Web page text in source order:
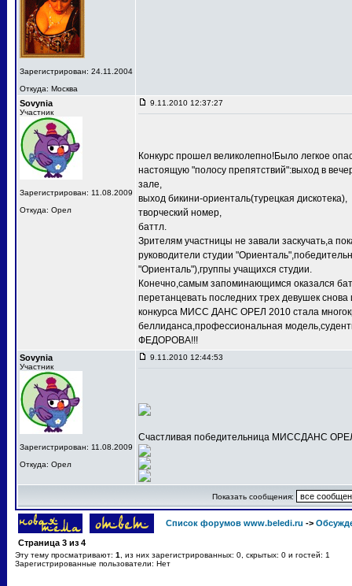
Зарегистрирован: 24.11.2004
Откуда: Москва
Sovynia
Участник
Зарегистрирован: 11.08.2009
Откуда: Орел
9.11.2010 12:37:27
Конкурс прошел великолепно!Было легкое
настоящую "полосу препятствий":выход в
зале,
выход бикини-ориенталь(турецкая дискотека),
творческий номер,
баттл.
Зрителям участницы не завали заскучать,а
руководители студии
"Ориенталь"),группы учащихся студии.
Конечно,самым запоминающимся оказался
перетанцевать последних трех девушек
конкурса МИСС ДАНС ОРЕЛ 2010 стала
беллиданса,профессиональная
ФЕДОРОВА!!!
Sovynia
Участник
Зарегистрирован: 11.08.2009
Откуда: Орел
9.11.2010 12:44:53
Счастливая победительница МИССДАНС
Показать сообщения:
Список форумов www.beledi.ru ->
Страница 3 из 4
Эту тему просматривают: 1
, из них зарегистрированных: 0, скрытых: 0 и гостей: 1
Зарегистрированные пользователи: Нет